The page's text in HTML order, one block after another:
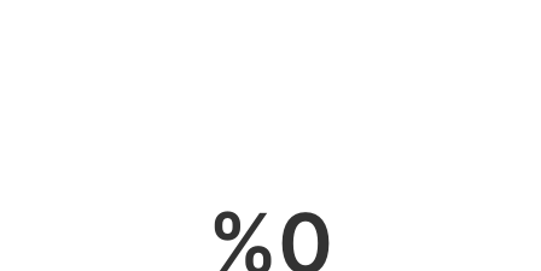
0
%